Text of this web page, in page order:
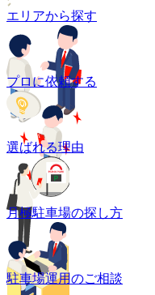
エリアから探す
プロに依頼する
選ばれる理由
月極駐車場の探し方
駐車場運用のご相談